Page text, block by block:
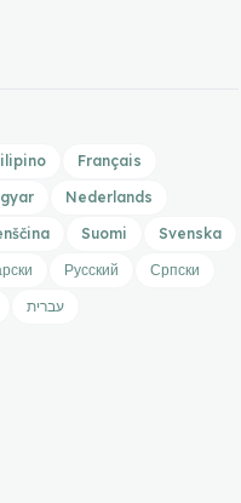
Français
Nederlands
Suomi
Svenska
Русский
Српски
עברית